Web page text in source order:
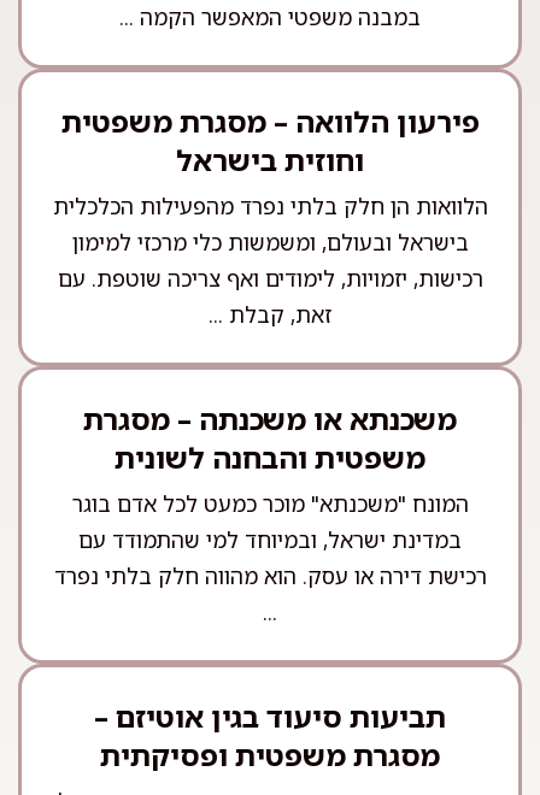
במבנה משפטי המאפשר הקמה ...
פירעון הלוואה – מסגרת משפטית
וחוזית בישראל
הלוואות הן חלק בלתי נפרד מהפעילות הכלכלית
בישראל ובעולם, ומשמשות כלי מרכזי למימון
רכישות, יזמויות, לימודים ואף צריכה שוטפת. עם
זאת, קבלת ...
משכנתא או משכנתה – מסגרת
משפטית והבחנה לשונית
המונח "משכנתא" מוכר כמעט לכל אדם בוגר
במדינת ישראל, ובמיוחד למי שהתמודד עם
רכישת דירה או עסק. הוא מהווה חלק בלתי נפרד
...
תביעות סיעוד בגין אוטיזם –
מסגרת משפטית ופסיקתית